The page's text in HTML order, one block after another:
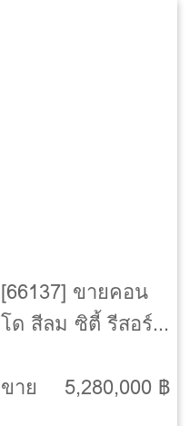
[66137] ขายคอน
โด สีลม ซิตี้ รีสอร์ท
RESORT]
ขาย 5,280,000 ฿